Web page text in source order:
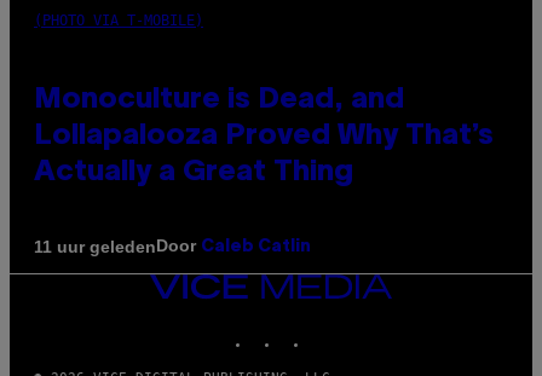
(PHOTO VIA T-MOBILE)
Monoculture is Dead, and
Lollapalooza Proved Why That’s
Actually a Great Thing
11 uur geledenDoor Caleb Catlin
VICE